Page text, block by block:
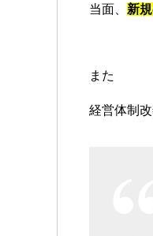
当面、 新
また
経営体制